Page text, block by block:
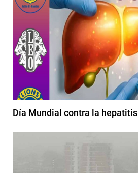
Día Mundial contra la hepatitis